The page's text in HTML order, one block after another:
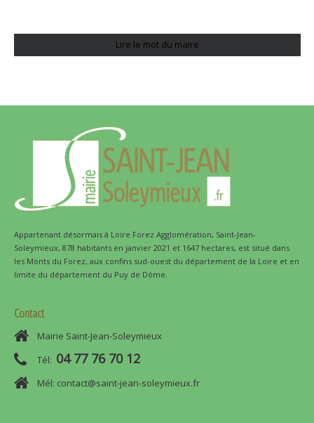
Lire le mot du maire
Appartenant désormais à Loire Forez Agglomération, Saint-Jean-
Soleymieux, 878 habitants en janvier 2021 et 1647 hectares, est situé dans
les Monts du Forez, aux confins sud-ouest du département de la Loire et en
limite du département du Puy de Dôme.
Contact
Mairie Saint-Jean-Soleymieux
Tél: 04 77 76 70 12
Mél: contact@saint-jean-soleymieux.fr